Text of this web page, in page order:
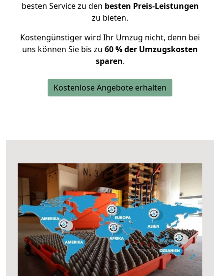
besten Service zu den besten Preis-Leistungen
zu bieten.
Kostengünstiger wird Ihr Umzug nicht, denn bei
uns können Sie bis zu 60 % der Umzugskosten
sparen.
Kostenlose Angebote erhalten